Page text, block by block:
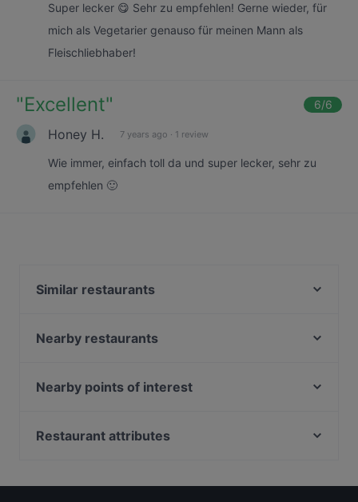
Super lecker 😋 Sehr zu empfehlen! Gerne wieder, für
mich als Vegetarier genauso für meinen Mann als
Fleischliebhaber!
"Excellent" 6/6
Honey H. 7 years ago · 1 review
Wie immer, einfach toll da und super lecker, sehr zu
empfehlen 🙂
Similar restaurants
Granny‘s 한상
Restaurant Pamfilya
Shikgoo
Churrolade
Nearby restaurants
Momenti Di Vini Salumeria & Enoteca
Markthallen Bar
Nearby points of interest
U-Bahn Weiden West, Cologne
Restaurant attributes